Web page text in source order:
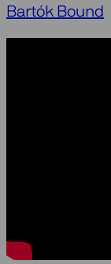
Bartók Bound